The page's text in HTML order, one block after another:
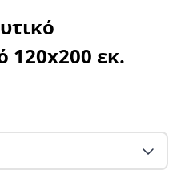
120x200 εκ.